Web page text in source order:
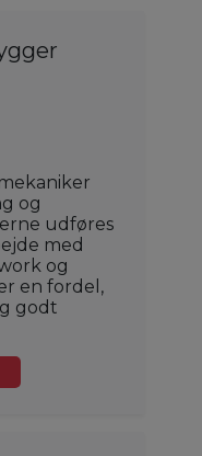
og
udføres
med
og
en fordel,
godt